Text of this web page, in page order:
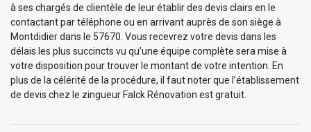
à ses chargés de clientèle de leur établir des devis clairs en le
contactant par téléphone ou en arrivant auprès de son siège à
Montdidier dans le 57670. Vous recevrez votre devis dans les
délais les plus succincts vu qu’une équipe complète sera mise à
votre disposition pour trouver le montant de votre intention. En
plus de la célérité de la procédure, il faut noter que l’établissement
de devis chez le zingueur Falck Rénovation est gratuit.